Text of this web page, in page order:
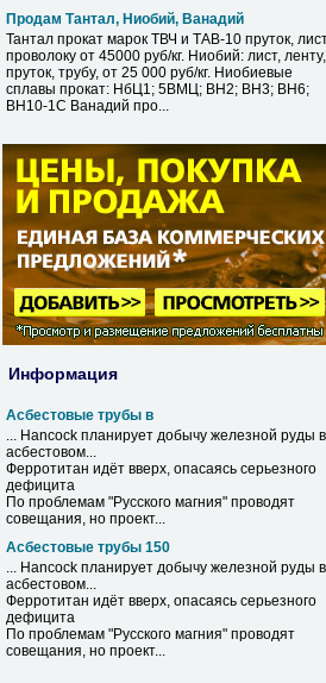
Продам Тантал, Ниобий, Ванадий
Тантал прокат марок ТВЧ и ТАВ-10 пруток,
проволоку от 45000 руб/кг. Ниобий: лист, ленту,
пруток, трубу, от 25 000 руб/кг. Ниобиевые
сплавы прокат: НбЦ1; 5ВМЦ; ВН2; ВН3; ВН6;
ВН10-1С Ванадий про...
Информация
Асбестовые трубы в
... Hancock планирует добычу железной руды в
асбестовом...
Ферротитан идёт вверх, опасаясь серьезного
дефицита
По проблемам "Русского магния" проводят
совещания, но проект...
Асбестовые трубы 150
... Hancock планирует добычу железной руды в
асбестовом...
Ферротитан идёт вверх, опасаясь серьезного
дефицита
По проблемам "Русского магния" проводят
совещания, но проект...